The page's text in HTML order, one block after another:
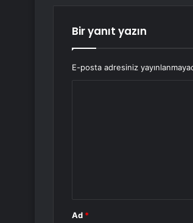
Bir yanıt yazın
E-posta adresiniz
Ad *